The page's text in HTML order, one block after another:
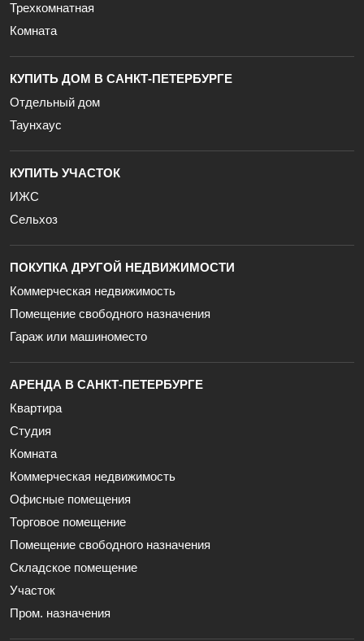
Трехкомнатная
Комната
КУПИТЬ ДОМ В САНКТ-ПЕТЕРБУРГЕ
Отдельный дом
Таунхаус
КУПИТЬ УЧАСТОК
ИЖС
Сельхоз
ПОКУПКА ДРУГОЙ НЕДВИЖИМОСТИ
Коммерческая недвижимость
Помещение свободного назначения
Гараж или машиноместо
АРЕНДА В САНКТ-ПЕТЕРБУРГЕ
Квартира
Студия
Комната
Коммерческая недвижимость
Офисные помещения
Торговое помещение
Помещение свободного назначения
Складское помещение
Участок
Пром. назначения